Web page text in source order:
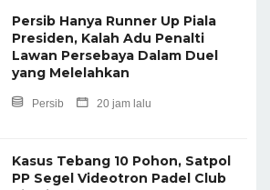
Persib Hanya Runner Up Piala
Presiden, Kalah Adu Penalti
Lawan Persebaya Dalam Duel
yang Melelahkan
Persib 20 jam lalu
Kasus Tebang 10 Pohon, Satpol
PP Segel Videotron Padel Club